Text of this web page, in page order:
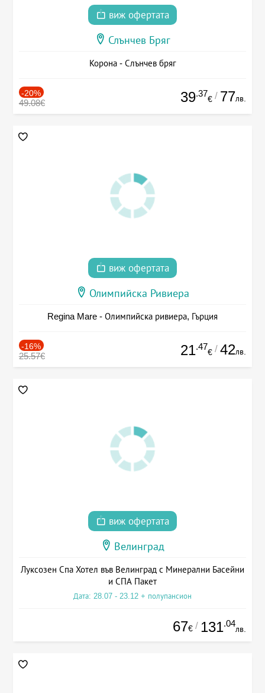
виж офертата
Слънчев Бряг
Корона - Слънчев бряг
-20%
49.08€ 39.37
€ / 77лв.
виж офертата
Олимпийска Ривиера
Regina Mare - Олимпийска ривиера, Гърция
-16%
25.57€ 21.47
€ / 42лв.
виж офертата
Велинград
Луксозен Спа Хотел във Велинград с Минерални Басейни
и СПА Пакет
Дата: 28.07 - 23.12 + полупансион
67€ / 131.04
лв.